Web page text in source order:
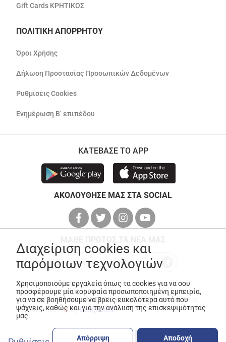
Gift Cards ΚΡΗΤΙΚΟΣ
ΠΟΛΙΤΙΚΗ ΑΠΟΡΡΗΤΟΥ
Όροι Χρήσης
Δήλωση Προστασίας Προσωπικών Δεδομένων
Ρυθμίσεις Cookies
Ενημέρωση Β’ επιπέδου
ΚΑΤΕΒΑΣΕ ΤΟ APP
ΑΚΟΛΟΥΘΗΣΕ ΜΑΣ ΣΤΑ SOCIAL
© Copyright 2026ANEDIK Kritikos. All Rights Reserved
Made with
byDesquared
Διαχείριση cookies και
παρόμοιων τεχνολογιών
Χρησιμοποιούμε εργαλεία όπως τα cookies για να σου
προσφέρουμε μία κορυφαία προσωποποιημένη εμπειρία,
για να σε βοηθήσουμε να βρεις ευκολότερα αυτό που
ψάχνεις, καθώς και για την ανάλυση της επισκεψιμότητάς
μας.
Απόρριψη Αποδοχή